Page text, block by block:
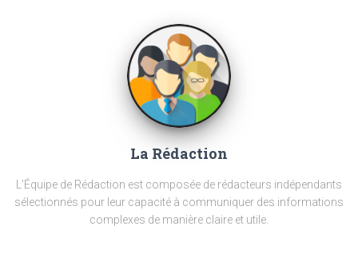
La Rédaction
L'Équipe de Rédaction est composée de rédacteurs indépendants
sélectionnés pour leur capacité à communiquer des informations
complexes de manière claire et utile.